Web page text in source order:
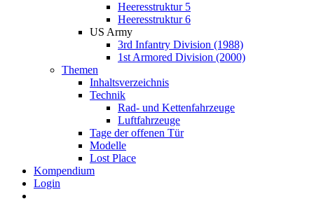
Heeresstruktur 5
Heeresstruktur 6
US Army
3rd Infantry Division (1988)
1st Armored Division (2000)
Themen
Inhaltsverzeichnis
Technik
Rad- und Kettenfahrzeuge
Luftfahrzeuge
Tage der offenen Tür
Modelle
Lost Place
Kompendium
Login